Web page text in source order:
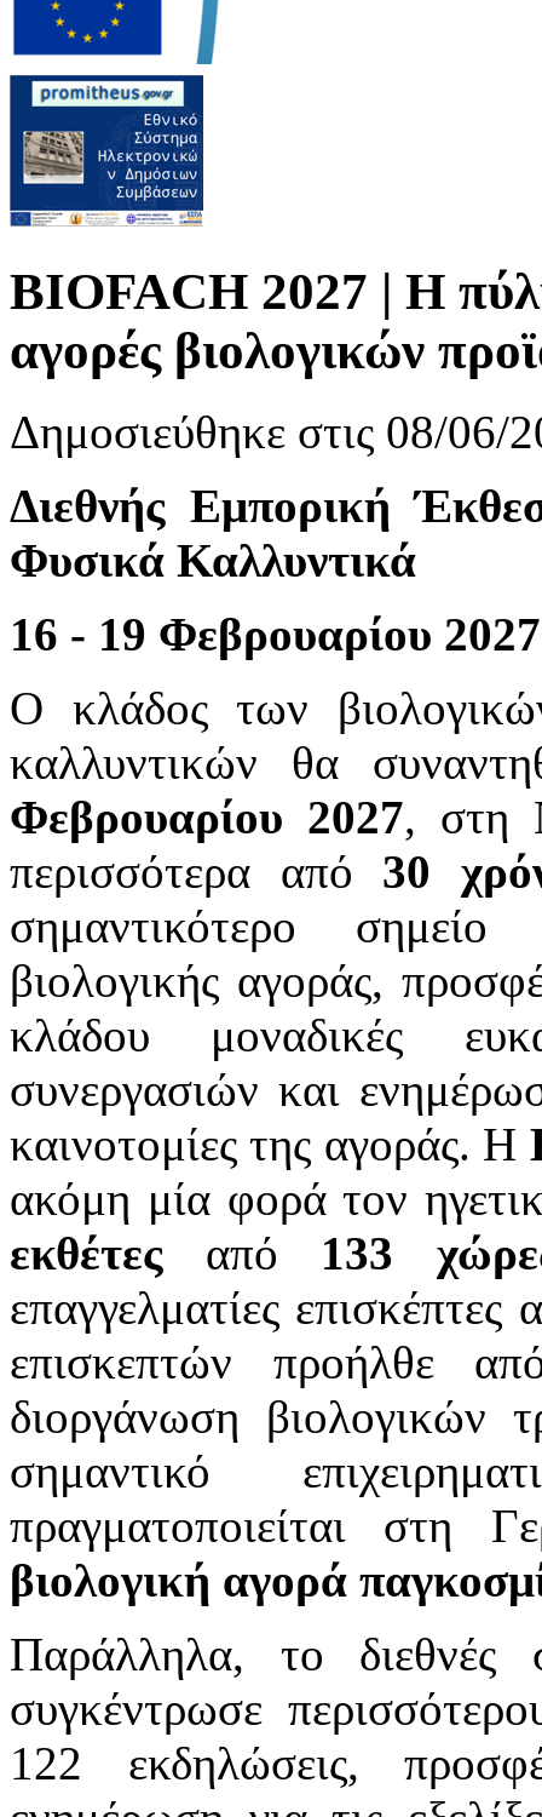
BIOFACH 2027 | Η πύλη
αγορές βιολογικών
Δημοσιεύθηκε στις 08/06/
Διεθνής Εμπορική
Φυσικά Καλλυντικά
16 - 19 Φεβρουαρίου 2027
Ο κλάδος των
καλλυντικών θα
Φεβρουαρίου 2027, στη
περισσότερα από 30
σημαντικότερο
βιολογικής αγοράς,
κλάδου μοναδικές
συνεργασιών και
καινοτομίες της αγοράς. Η
ακόμη μία φορά τον
εκθέτεςαπό 133
επαγγελματίες
επισκεπτών προήλθε
διοργάνωση βιολογικών
σημαντικό
πραγματοποιείται στη
βιολογική αγορά
Παράλληλα, το διεθνές
συγκέντρωσε
122 εκδηλώσεις,